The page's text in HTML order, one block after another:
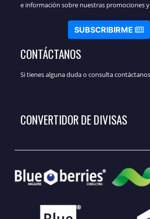
e información sobre nuestras promociones
SUBSCRIBIRME
CONTÁCTANOS
Si tienes alguna duda o consulta contáctanos
CONVERTIDOR DE DIVISAS